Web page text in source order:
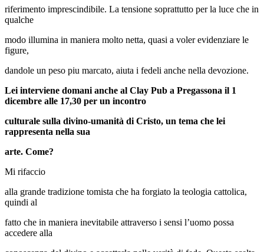
riferimento imprescindibile. La tensione soprattutto per la luce che in
qualche
modo illumina in maniera molto netta, quasi a voler evidenziare le
figure,
dandole un peso piu marcato, aiuta i fedeli anche nella devozione.
Lei interviene domani anche al Clay Pub a Pregassona il 1
dicembre alle 17,30 per un incontro
culturale sulla divino-umanità di Cristo, un tema che lei
rappresenta nella sua
arte. Come?
Mi rifaccio
alla grande tradizione tomista che ha forgiato la teologia cattolica,
quindi al
fatto che in maniera inevitabile attraverso i sensi l’uomo possa
accedere alla